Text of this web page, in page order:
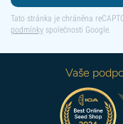
Tato stránka je chráněna
podmínky společnosti Google.
Vaše